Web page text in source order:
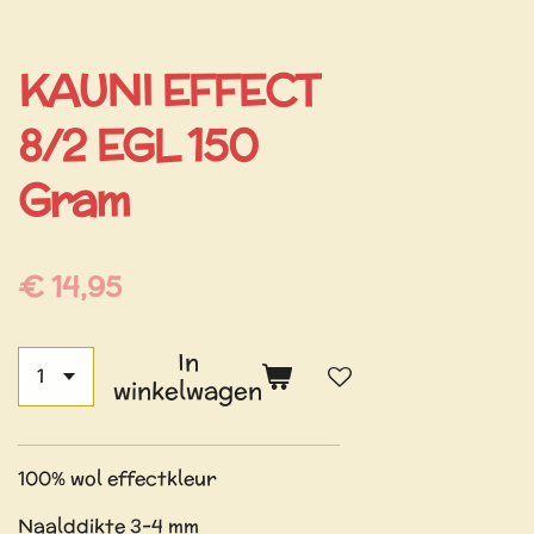
KAUNI EFFECT
8/2 EGL 150
Gram
€ 14,95
In
winkelwagen
100% wol effectkleur
Naalddikte 3-4 mm